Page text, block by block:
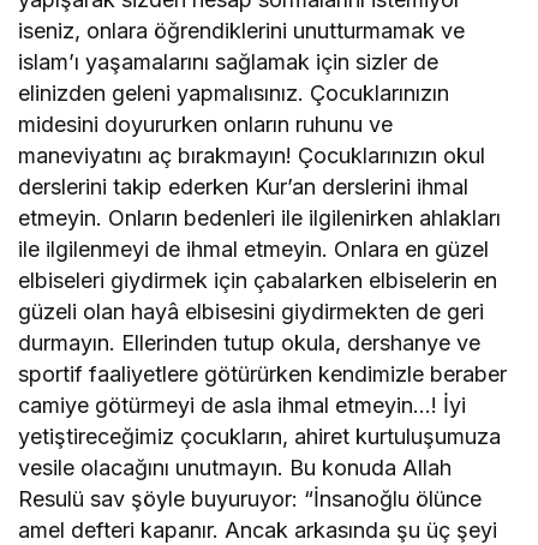
iseniz, onlara öğrendiklerini unutturmamak ve
islam’ı yaşamalarını sağlamak için sizler de
elinizden geleni yapmalısınız. Çocuklarınızın
midesini doyururken onların ruhunu ve
maneviyatını aç bırakmayın! Çocuklarınızın okul
derslerini takip ederken Kur’an derslerini ihmal
etmeyin. Onların bedenleri ile ilgilenirken ahlakları
ile ilgilenmeyi de ihmal etmeyin. Onlara en güzel
elbiseleri giydirmek için çabalarken elbiselerin en
güzeli olan hayâ elbisesini giydirmekten de geri
durmayın. Ellerinden tutup okula, dershanye ve
sportif faaliyetlere götürürken kendimizle beraber
camiye götürmeyi de asla ihmal etmeyin…! İyi
yetiştireceğimiz çocukların, ahiret kurtuluşumuza
vesile olacağını unutmayın. Bu konuda Allah
Resulü sav şöyle buyuruyor: “İnsanoğlu ölünce
amel defteri kapanır. Ancak arkasında şu üç şeyi